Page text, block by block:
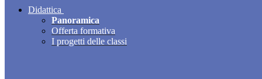
Didattica
Panoramica
Offerta formativa
I progetti delle classi